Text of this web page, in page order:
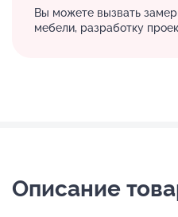
Вы можете вызвать
мебели, разработку
Описание